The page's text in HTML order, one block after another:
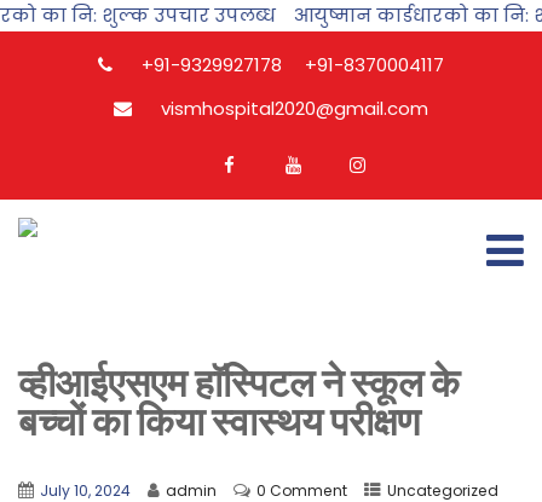
का नि: शुल्क उपचार उपलब्ध
आयुष्मान कार्डधारको का नि:
+91-9329927178
+91-8370004117
vismhospital2020@gmail.com
व्हीआईएसएम हाॅस्पिटल ने स्कूल के
बच्चों का किया स्वास्थय परीक्षण
July 10, 2024 admin 0 Comment Uncategorized